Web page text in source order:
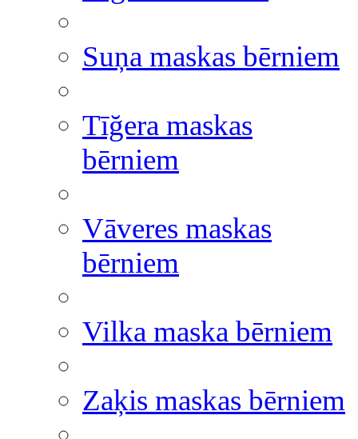
Suņa maskas bērniem
Tīğera maskas
bērniem
Vāveres maskas
bērniem
Vilka maska bērniem
Zaķis maskas bērniem